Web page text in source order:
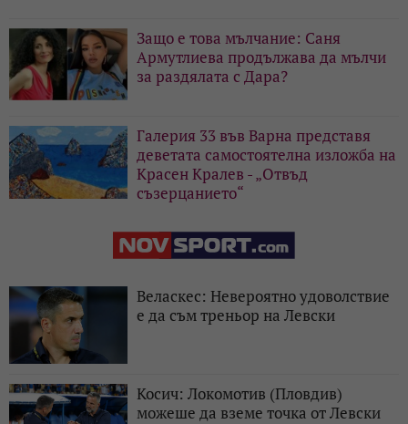
Защо е това мълчание: Саня
Армутлиева продължава да мълчи
за раздялата с Дара?
Галерия 33 във Варна представя
деветата самостоятелна изложба на
Красен Кралев - „Отвъд
съзерцанието“
Веласкес: Невероятно удоволствие
е да съм треньор на Левски
Косич: Локомотив (Пловдив)
можеше да вземе точка от Левски